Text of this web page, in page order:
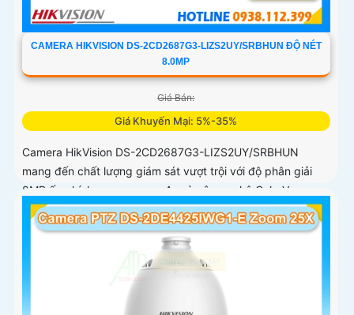
CAMERA HIKVISION DS-2CD2687G3-LIZS2UY/SRBHUN ĐỘ NÉT
8.0MP
Giá Bán:
Giá Khuyến Mại: 5%-35%
Camera HikVision DS-2CD2687G3-LIZS2UY/SRBHUN
mang đến chất lượng giám sát vượt trội với độ phân giải
8MP ống kính zoom quang 4x và công nghệ ColorVu